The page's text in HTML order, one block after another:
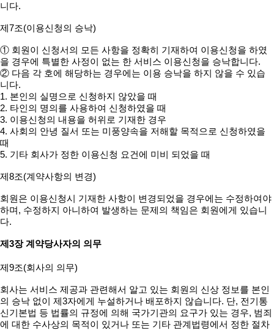
니다.
제7조(이용신청의 승낙)
① 회원이 신청서의 모든 사항을 정확히 기재하여 이용신청을 하였
을 경우에 특별한 사정이 없는 한 서비스 이용신청을 승낙합니다.
② 다음 각 호에 해당하는 경우에는 이용 승낙을 하지 않을 수 있습
니다.
1. 본인의 실명으로 신청하지 않았을 때
2. 타인의 명의를 사용하여 신청하였을 때
3. 이용신청의 내용을 허위로 기재한 경우
4. 사회의 안녕 질서 또는 미풍양속을 저해할 목적으로 신청하였을
때
5. 기타 회사가 정한 이용신청 요건에 미비 되었을 때
제8조(계약사항의 변경)
회원은 이용신청시 기재한 사항이 변경되었을 경우에는 수정하여야
하며, 수정하지 아니하여 발생하는 문제의 책임은 회원에게 있습니
다.
제3장 계약당사자의 의무
제9조(회사의 의무)
회사는 서비스 제공과 관련해서 알고 있는 회원의 신상 정보를 본인
의 승낙 없이 제3자에게 누설하거나 배포하지 않습니다. 단, 전기통
신기본법 등 법률의 규정에 의해 국가기관의 요구가 있는 경우, 범죄
에 대한 수사상의 목적이 있거나 또는 기타 관계법령에서 정한 절차